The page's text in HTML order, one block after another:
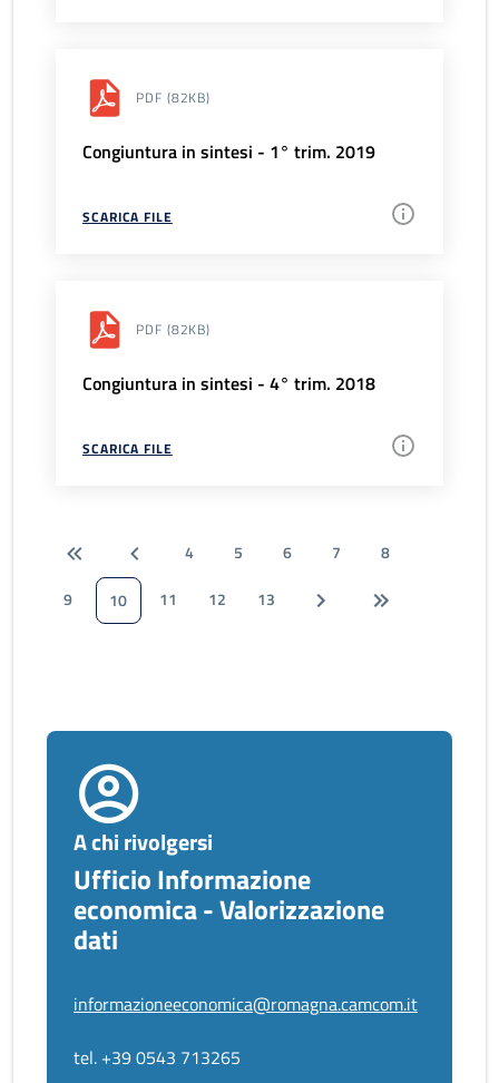
PDF (82KB)
Congiuntura in sintesi - 1° trim. 2019
SCARICA FILE
PDF (82KB)
Congiuntura in sintesi - 4° trim. 2018
SCARICA FILE
4 5 6 7
8
9
10 11 12 13
A chi rivolgersi
Ufficio Informazione
economica - Valorizzazione
dati
informazioneeconomica@romagna.camcom.it
tel. +39 0543 713265